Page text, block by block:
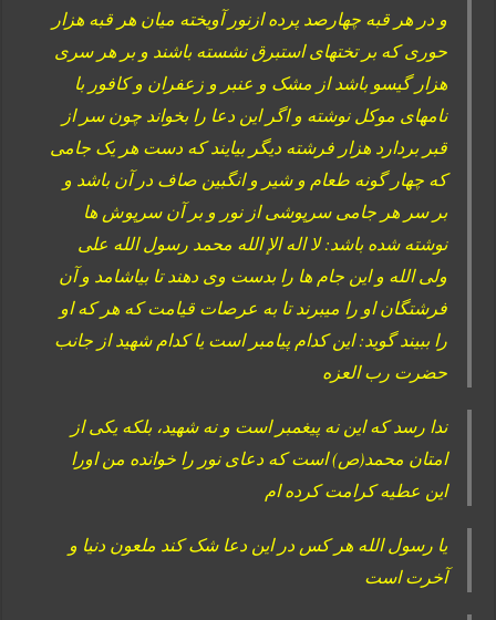
و در هر قبه چهارصد پرده ازنور آویخته میان هر قبه هزار
حوری که بر تختهای استبرق نشسته باشند و بر هر سری
هزار گیسو باشد از مشک و عنبر و زعفران و کافور با
نامهای موکل نوشته و اگر این دعا را بخواند چون سر از
قبر بردارد هزار فرشته دیگر بیایند که دست هر یک جامی
که چهار گونه طعام و شیر و انگبین صاف در آن باشد و
بر سر هر جامی سرپوشی از نور و بر آن سرپوش ها
نوشته شده باشد: لا اله الإ الله محمد رسول الله علی
ولی الله و این جام ها را بدست وی دهند تا بیاشامد و آن
فرشتگان او را میبرند تا به عرصات قیامت که هر که او
را ببیند گوید: این کدام پیامبر است یا کدام شهید از جانب
حضرت رب العزه
ندا رسد که این نه پیغمبر است و نه شهید، بلکه یکی از
امتان محمد(ص) است که دعای نور را خوانده من اورا
این عطیه کرامت کرده ام
یا رسول الله هر کس در این دعا شک کند ملعون دنیا و
آخرت است